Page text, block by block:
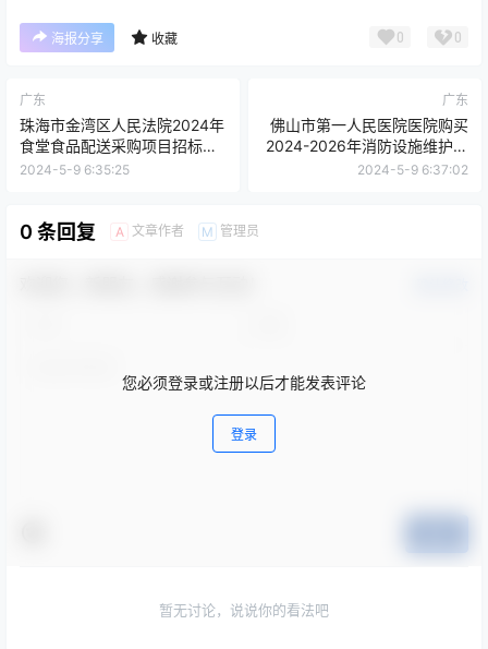
海报分享 收藏 0 0
广东
珠海市金湾区人民法院2024年
食堂食品配送采购项目招标公
告
2024-5-9 6:35:25
广东
佛山市第一人民医院医院购买
2024-2026年消防设施维护保
养服务招标公告
2024-5-9 6:37:02
0 条回复 A 文章作者 M 管理员
您必须登录或注册以后才能发表评论
登录
暂无讨论，说说你的看法吧